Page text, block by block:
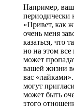
Например, ваш
периодически
«Привет, как
очень меня
казаться, что
но на этом все
может
вашей жизни
вас
могут
может быть
этого